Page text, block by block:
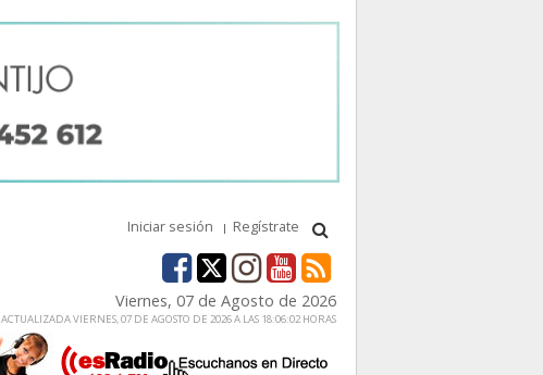
Iniciar sesión Regístrate
Viernes, 07 de Agosto de 2026
ACTUALIZADA VIERNES, 07 DE AGOSTO DE 2026 A LAS 18:06:02 HORAS